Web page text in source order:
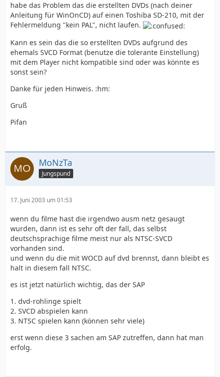
habe das Problem das die erstellten DVDs (nach deiner
Anleitung für WinOnCD) auf einen Toshiba SD-210, mit der
Fehlermeldung "kein PAL", nicht laufen.
Kann es sein das die so erstellten DVDs aufgrund des
ehemals SVCD Format (benutze die tolerante Einstellung)
mit dem Player nicht kompatible sind oder was könnte es
sonst sein?
Danke für jeden Hinweis. :hm:
Gruß
Pifan
MoNzTa
Jungspund
17. Juni 2003 um 01:53
wenn du filme hast die irgendwo ausm netz gesaugt
wurden, dann ist es sehr oft der fall, das selbst
deutschsprachige filme meist nur als NTSC-SVCD
vorhanden sind.
und wenn du die mit WOCD auf dvd brennst, dann bleibt es
halt in diesem fall NTSC.
es ist jetzt natürlich wichtig, das der SAP
1. dvd-rohlinge spielt
2. SVCD abspielen kann
3. NTSC spielen kann (können sehr viele)
erst wenn diese 3 sachen am SAP zutreffen, dann hat man
erfolg.